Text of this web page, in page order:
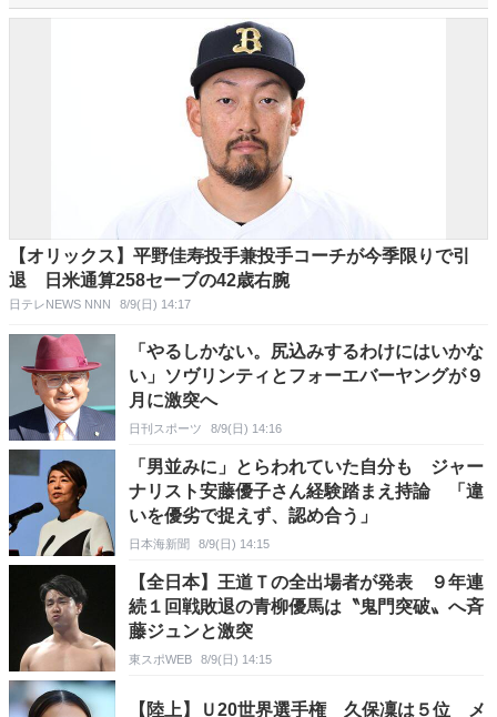
【オリックス】平野佳寿投手兼投手コーチが今季限りで引
退 日米通算258セーブの42歳右腕
日テレNEWS NNN 8/9(日) 14:17
「やるしかない。尻込みするわけにはいかな
い」ソヴリンティとフォーエバーヤングが９
月に激突へ
日刊スポーツ 8/9(日) 14:16
「男並みに」とらわれていた自分も ジャー
ナリスト安藤優子さん経験踏まえ持論 「違
いを優劣で捉えず、認め合う」
日本海新聞 8/9(日) 14:15
【全日本】王道Ｔの全出場者が発表 ９年連
続１回戦敗退の青柳優馬は〝鬼門突破〟へ斉
藤ジュンと激突
東スポWEB 8/9(日) 14:15
【陸上】Ｕ20世界選手権 久保凜は５位 メ